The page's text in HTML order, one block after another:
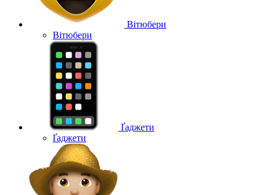
Вітюбери
Вітюбери
Ґаджети
Ґаджети